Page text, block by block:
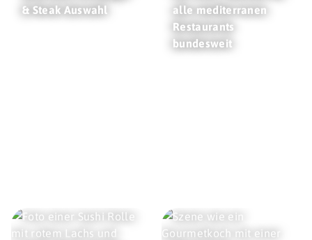
& Steak Auswahl
alle mediterranen
Restaurants
bundesweit